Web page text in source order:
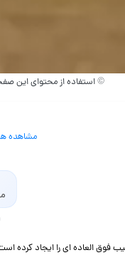
© استفاده از محتوای این
مشاهده
فوق العاده ای را ایجاد کرده